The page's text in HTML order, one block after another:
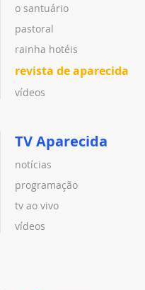
o santuário
pastoral
rainha hotéis
revista de aparecida
vídeos
TV Aparecida
notícias
programação
tv ao vivo
vídeos